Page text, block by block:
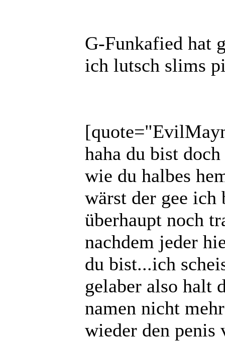
G-Funkafied hat
ich lutsch slims
haha du bist
wie du halbes
wärst der gee ich
überhaupt noch
nachdem jeder
du bist...ich
gelaber also halt
namen nicht
wieder den